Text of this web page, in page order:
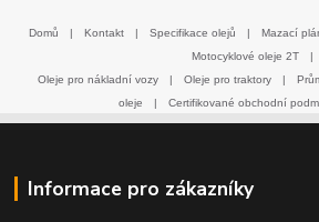
Domů | Kontakt | Specifikace olejů | Mazací
Motocyklové oleje 2T
|
Oleje pro nákladní vozy
| Oleje pro traktory |
oleje
| Certifikované obchodní
Informace pro zákazníky